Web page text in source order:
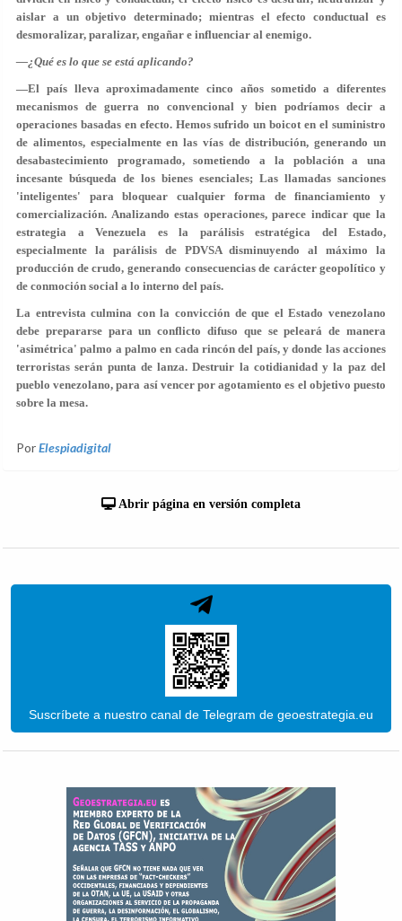
aislar a un objetivo determinado; mientras el efecto conductual es
desmoralizar, paralizar, engañar e influenciar al enemigo.
—¿Qué es lo que se está aplicando?
—El país lleva aproximadamente cinco años sometido a diferentes
mecanismos de guerra no convencional y bien podríamos decir a
operaciones basadas en efecto. Hemos sufrido un boicot en el suministro
de alimentos, especialmente en las vías de distribución, generando un
desabastecimiento programado, sometiendo a la población a una
incesante búsqueda de los bienes esenciales; Las llamadas sanciones
'inteligentes' para bloquear cualquier forma de financiamiento y
comercialización. Analizando estas operaciones, parece indicar que la
estrategia a Venezuela es la parálisis estratégica del Estado,
especialmente la parálisis de PDVSA disminuyendo al máximo la
producción de crudo, generando consecuencias de carácter geopolítico y
de conmoción social a lo interno del país.
La entrevista culmina con la convicción de que el Estado venezolano
debe prepararse para un conflicto difuso que se peleará de manera
'asimétrica' palmo a palmo en cada rincón del país, y donde las acciones
terroristas serán punta de lanza. Destruir la cotidianidad y la paz del
pueblo venezolano, para así vencer por agotamiento es el objetivo puesto
sobre la mesa.
PorElespiadigital
Abrir página en versión completa
Suscríbete a nuestro canal de Telegram de geoestrategia.eu